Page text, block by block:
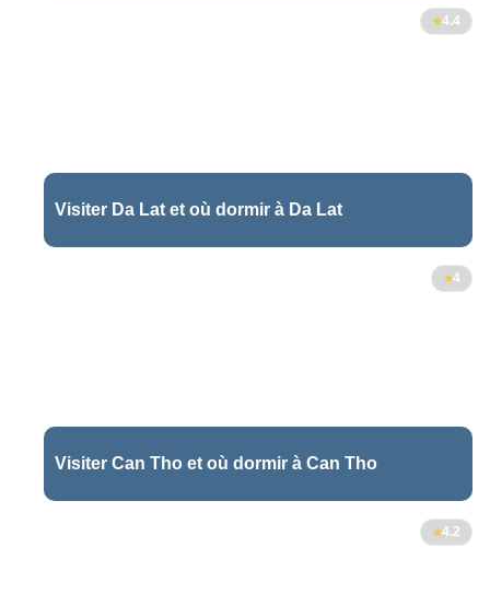
4.4
Visiter Da Lat et où dormir à Da Lat
4
Visiter Can Tho et où dormir à Can Tho
4.2